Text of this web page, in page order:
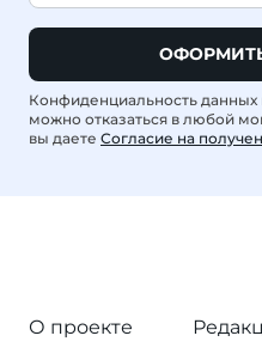
Конфиденциальность данных
можно отказаться в любой
вы даете Согласие на
О проекте